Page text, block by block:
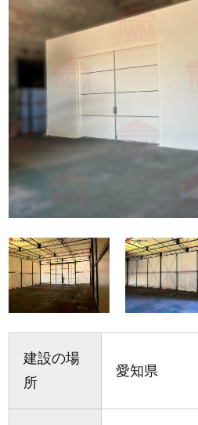
建設の場
所
愛知県